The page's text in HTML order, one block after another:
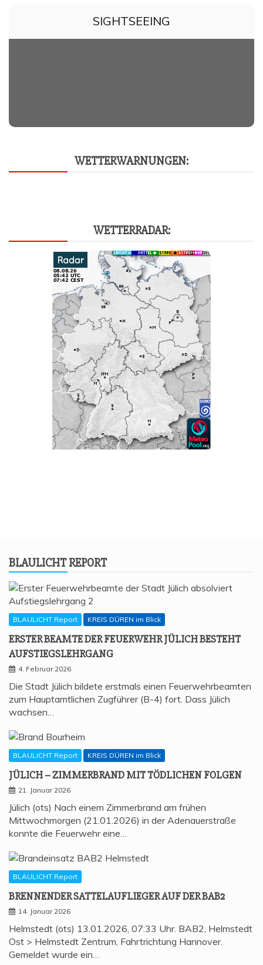
SIGHTSEEING
WET­TER­WAR­NUN­GEN:
WET­TER­RA­DAR:
BLAU­LICHT REPORT
BLAULICHT Report KREIS DÜREN im Blick
ERS­TER BEAM­TE DER FEU­ER­WEHR JÜLICH BESTEHT
AUFSTIEGSLEHRGANG
4. Februar 2026
Die Stadt Jülich bildete erstmals einen Feuerwehrbeamten
zum Hauptamtlichen Zugführer (B-4) fort. Dass Jülich
wachsen…
BLAULICHT Report KREIS DÜREN im Blick
JÜLICH – ZIM­MER­BRAND MIT TÖD­LI­CHEN FOLGEN
21. Januar 2026
Jülich (ots) Nach einem Zimmerbrand am frühen
Mittwochmorgen (21.01.2026) in der Adenauerstraße
konnte die Feuerwehr eine…
BLAULICHT Report
BREN­NEN­DER SAT­TEL­AUF­LIE­GER AUF DER BAB2
14. Januar 2026
Helmstedt (ots) 13.01.2026, 07:33 Uhr. BAB2, Helmstedt
Ost > Helmstedt Zentrum, Fahrtrichtung Hannover.
Gemeldet wurde ein…